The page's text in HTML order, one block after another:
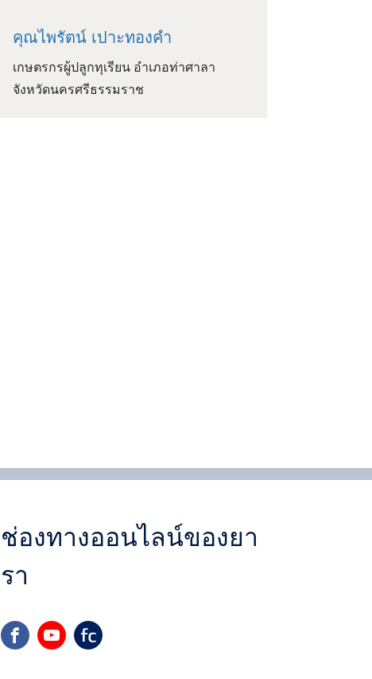
คุณไพรัตน์ เปาะทองคำ
เกษตรกรผู้ปลูกทุเรียน อำเภอท่าศาลา
จังหวัดนครศรีธรรมราช
ช่องทางออนไลน์ของยา
รา
facebookyoutubeyara